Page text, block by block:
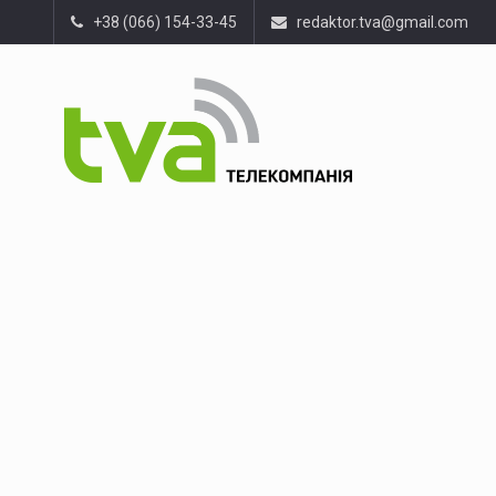
+38 (066) 154-33-45 redaktor.tva@gmail.com